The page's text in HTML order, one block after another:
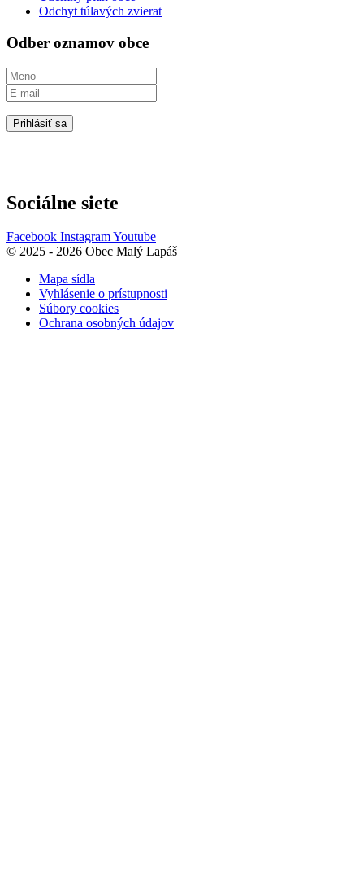
Odchyt túlavých zvierat
Odber oznamov obce
Prihlásiť sa
Sociálne siete
Facebook InstagramYoutube
© 2025 - 2026 Obec Malý Lapáš
Mapa sídla
Vyhlásenie o prístupnosti
Súbory cookies
Ochrana osobných údajov